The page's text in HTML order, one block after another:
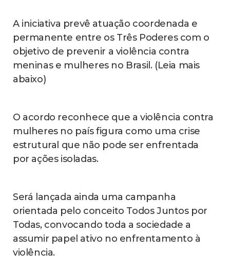
A iniciativa prevê atuação coordenada e
permanente entre os Três Poderes com o
objetivo de prevenir a violência contra
meninas e mulheres no Brasil. (Leia mais
abaixo)
O acordo reconhece que a violência contra
mulheres no país figura como uma crise
estrutural que não pode ser enfrentada
por ações isoladas.
Será lançada ainda uma campanha
orientada pelo conceito Todos Juntos por
Todas, convocando toda a sociedade a
assumir papel ativo no enfrentamento à
violência.